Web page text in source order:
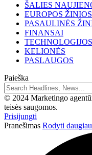
ŠALIES
EUROPOS ŽINIOS
PASAULINĖS
FINANSAI
TECHNOLOGIJOS
KELIONĖS
PASLAUGOS
Paieška
© 2024 Marketingo
teisės saugomos.
Prisijungti
Pranešimas Rodyti daugiau